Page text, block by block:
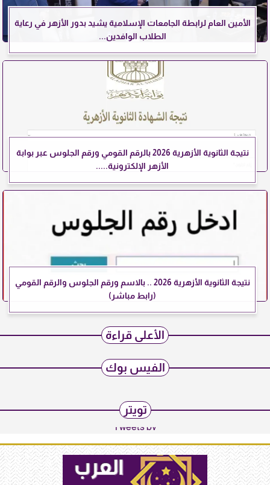
الأمين العام لرابطة الجامعات الإسلامية يشيد بدور الأزهر في رعاية
الطلاب الوافدين...
نتيجة الثانوية الأزهرية 2026 بالرقم القومي ورقم الجلوس عبر بوابة
الأزهر الإلكترونية.....
نتيجة الثانوية الأزهرية 2026 .. بالاسم ورقم الجلوس والرقم القومي
(رابط مباشر)
الأعلى قراءة
الفيس بوك
تويتر
Tweets by